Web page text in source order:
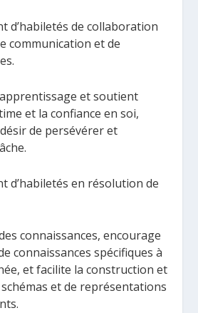
d’habiletés de collaboration
communication et de
et soutient
et la confiance en soi,
de persévérer et
d’habiletés en résolution de
connaissances, encourage
connaissances spécifiques à
et facilite la construction et
et de représentations